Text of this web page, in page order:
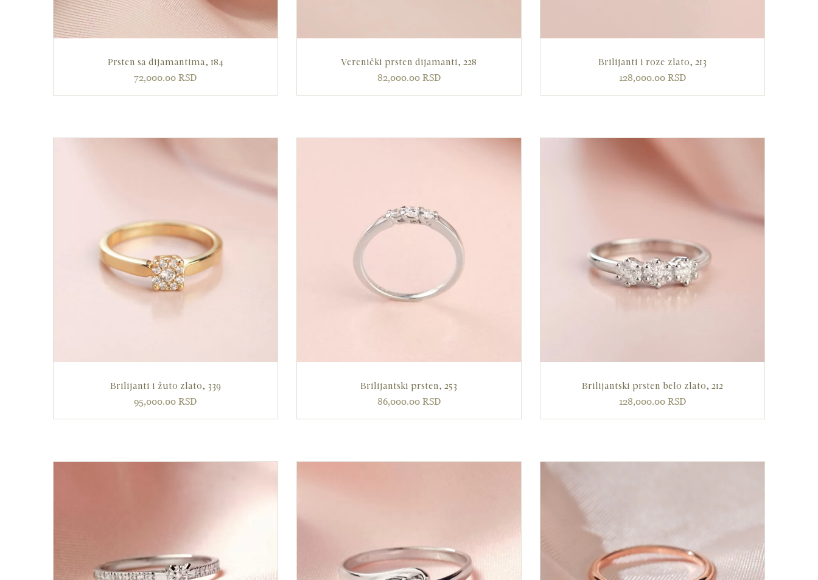
Prsten sa dijamantima, 184
72,000.00RSD
Verenički prsten dijamanti, 228
82,000.00 RSD
Brilijanti i roze zlato, 213
128,000.00 RSD
Brilijanti i žuto zlato, 339
95,000.00RSD
Brilijantski prsten, 253
86,000.00 RSD
Brilijantski prsten belo zlato, 212
128,000.00 RSD